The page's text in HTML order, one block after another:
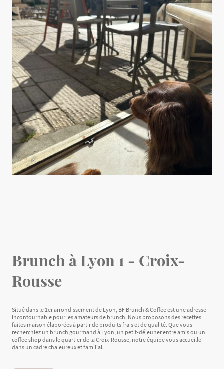
Brunch à Lyon 1 - Croix-
Rousse
Situé dans le 1er arrondissement de Lyon, BF Brunch & Coffee est une adresse
incontournable pour les amateurs de brunch. Nous proposons des recettes
faites maison élaborées à partir de produits frais et de qualité. Que vous
recherchiez un brunch gourmand à Lyon, un petit-déjeuner entre amis ou un
coffee shop dans le quartier de la Croix-Rousse, notre équipe vous accueille
dans un cadre chaleureux et familial.